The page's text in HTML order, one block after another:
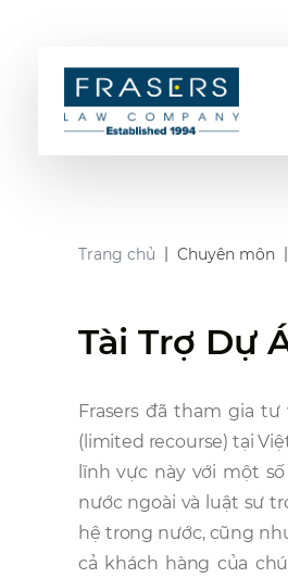
Trang chủ Chuyên môn
Tài Trợ Dự
Frasers đã tham gia
(limited recourse) tại
lĩnh vực này với một
nước ngoài và luật sư
hệ trong nước, cũng
cả khách hàng của